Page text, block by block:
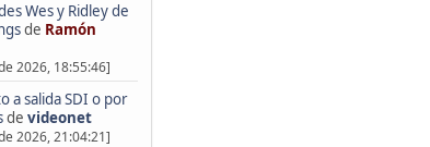
Wes y Ridley de
de Ramón
2026, 18:55:46]
a salida SDI o por
de videonet
2026, 21:04:21]